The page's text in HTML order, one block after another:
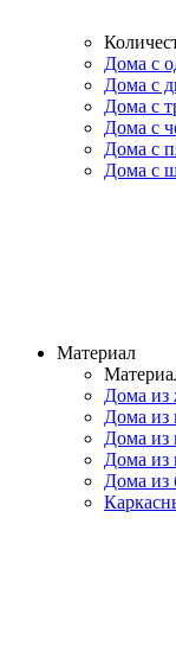
Дома с
Дома с
Дома с
Дома с
Дома с
Дома с
Материал
Дома из
Дома из
Дома из
Дома из
Дома из